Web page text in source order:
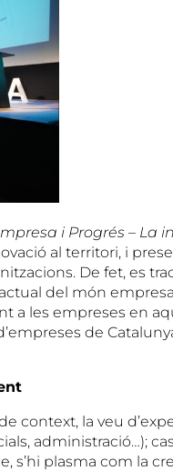
i Progrés – La
al territori, i
De fet, es
del món
a les empreses en
de
context, la veu
administració…);
s’hi plasma com la